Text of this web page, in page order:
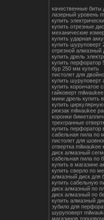
качественные биты
лазерный уровень
купить
купить отрезные
механические
купить ударная
купить шуруповерт
отрезной алмазный
купить дрель
купить перфоратор
бур 250 мм купить
пистолет для
купить шуруповерт
купить корончатое
гайковерт
мини дрель купить
купить
рюкзак milwaukee
коронки
трехгранные
купить перфоратор
сабельная пила по
пистолет для
отвертка milwaukee
диск алмазный
сабельная пила по
купить в магазине
купить сверло по
алмазный диск для
купить сабельную
диск алмазный по
диск алмазный по
купить алмазный
зубило для
шуруповерт
магазинов